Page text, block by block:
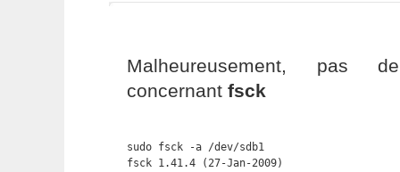
Malheureusement, pas
concernant fsck
sudo fsck -a /dev/sdb1
fsck 1.41.4 (27-Jan-2009)